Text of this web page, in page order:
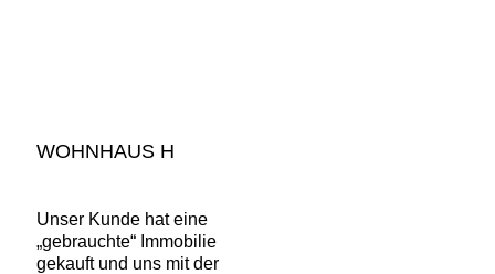
WOHNHAUS H
Unser Kunde hat eine
„gebrauchte“ Immobilie
gekauft und uns mit der